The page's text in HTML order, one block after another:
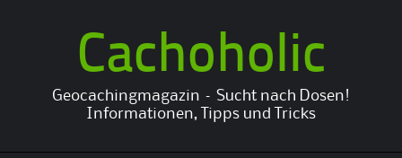
Cachoholic
Geocachingmagazin – Sucht nach Dosen!
Informationen, Tipps und Tricks